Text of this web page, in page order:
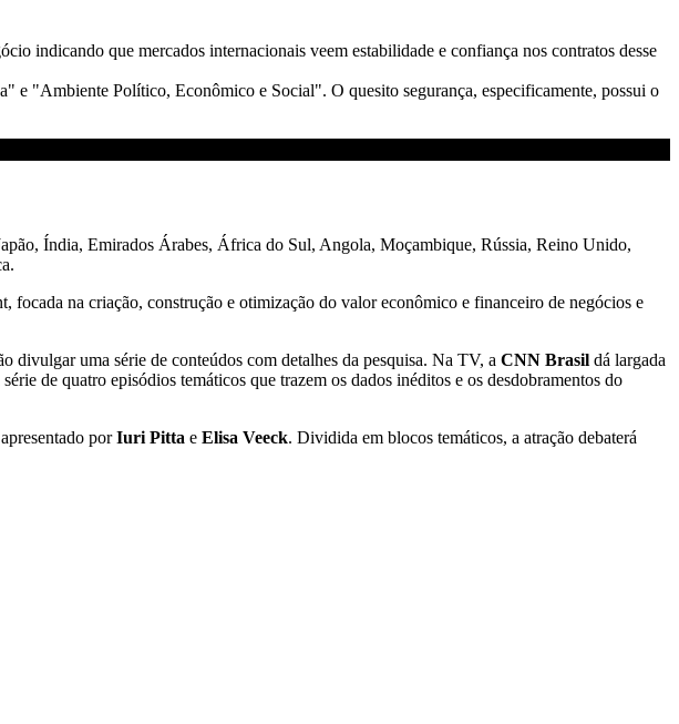
indicando que mercados internacionais veem estabilidade e confiança nos contratos desse
e "Ambiente Político, Econômico e Social". O quesito segurança, especificamente, possui o
Índia, Emirados Árabes, África do Sul, Angola, Moçambique, Rússia, Reino Unido,
na criação, construção e otimização do valor econômico e financeiro de negócios e
divulgar uma série de conteúdos com detalhes da pesquisa. Na TV, a CNN Brasil dá largada
de quatro episódios temáticos que trazem os dados inéditos e os desdobramentos do
porIuri Pitta e Elisa Veeck. Dividida em blocos temáticos, a atração debaterá